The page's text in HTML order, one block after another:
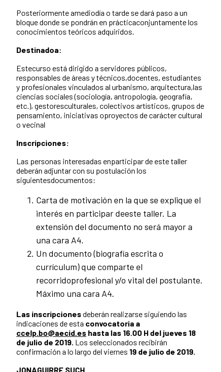
Posteriormente amediodía o tarde se dará paso a un
bloque donde se pondrán en prácticaconjuntamente los
conocimientos teóricos adquiridos.
Destinadoa:
Estecurso está dirigido a servidores públicos,
responsables de áreas y técnicos,docentes, estudiantes
y profesionales vinculados al urbanismo, arquitectura,las
ciencias sociales (sociología, antropología, geografía,
etc.), gestoresculturales, colectivos artísticos, grupos de
pensamiento, iniciativas oproyectos de carácter cultural
o vecinal
Inscripciones:
Las personas interesadas enparticipar de este taller
deberán adjuntar con su postulación los
siguientesdocumentos:
Carta de motivación en la que se explique el
interés en participar deeste taller. La
extensión del documento no será mayor a
una cara A4.
Un documento (biografía escrita o
currículum) que comparte el
recorridoprofesional y/o vital del postulante.
Máximo una cara A4.
Las inscripciones deberán realizarse siguiendo las
indicaciones de esta convocatoria a
ccelp.bo@aecid.es hasta las 16.00 H del jueves 18
de julio de 2019. Los seleccionados recibirán
confirmación a lo largo del viernes 19 de julio de 2019.
JONAGUIRRE SUCH